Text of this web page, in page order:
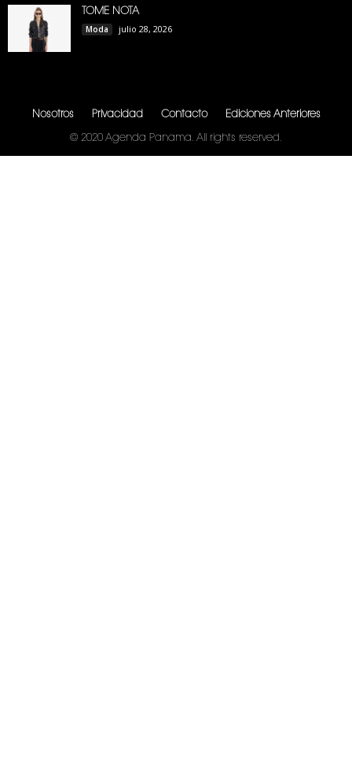
TOME NOTA
Moda julio 28, 2026
Nosotros Privacidad Contacto Ediciones Anteriores
© 2020 Agenda Panama. All rights reserved.